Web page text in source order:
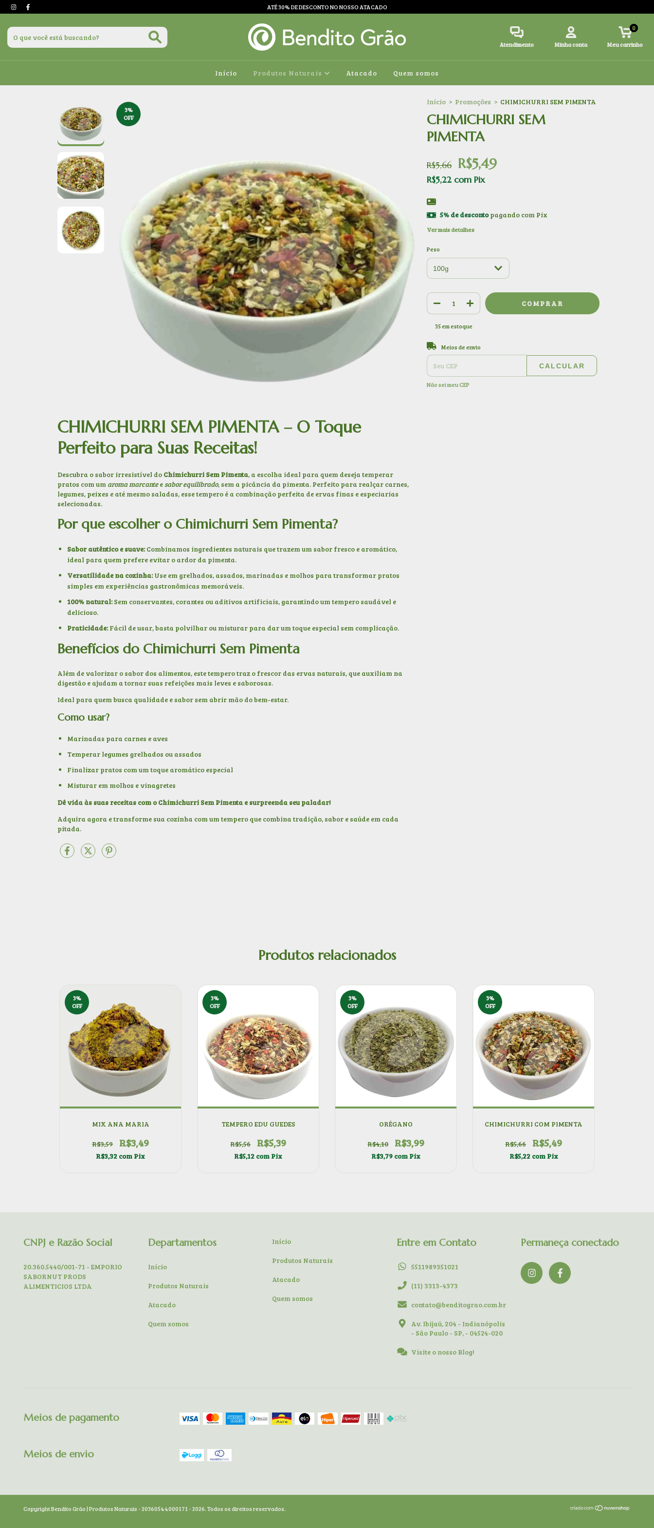
ATÉ 30% DE DESCONTO NO NOSSO ATACADO
Atendimento Minha conta Meu carrinho
0
Início Produtos Naturais Atacado Quem somos
3%
OFF
CHIMICHURRI SEM PIMENTA – O Toque
Perfeito para Suas Receitas!
Descubra o sabor irresistível do Chimichurri Sem Pimenta, a escolha ideal para quem deseja temperar
pratos com um aroma marcanteesabor equilibrado, sem a picância da pimenta. Perfeito para realçar carnes,
legumes, peixes e até mesmo saladas, esse tempero é a combinação perfeita de ervas finas e especiarias
selecionadas.
Por que escolher o Chimichurri Sem Pimenta?
Sabor autêntico e suave:Combinamos ingredientes naturais que trazem um sabor fresco e aromático,
ideal para quem prefere evitar o ardor da pimenta.
Versatilidade na cozinha:Use em grelhados, assados, marinadas e molhos para transformar pratos
simples em experiências gastronômicas memoráveis.
100% natural:Sem conservantes, corantes ou aditivos artificiais, garantindo um tempero saudável e
delicioso.
Praticidade:Fácil de usar, basta polvilhar ou misturar para dar um toque especial sem complicação.
Benefícios do Chimichurri Sem Pimenta
Além de valorizar o sabor dos alimentos, este tempero traz o frescor das ervas naturais, que auxiliam na
digestão e ajudam a tornar suas refeições mais leves e saborosas.
Ideal para quem busca qualidade e sabor sem abrir mão do bem-estar.
Como usar?
Marinadas para carnes e aves
Temperar legumes grelhados ou assados
Finalizar pratos com um toque aromático especial
Misturar em molhos e vinagretes
Dê vida às suas receitas com o Chimichurri Sem Pimenta e surpreenda seu paladar!
Adquira agora e transforme sua cozinha com um tempero que combina tradição, sabor e saúde em cada
pitada.
Início > Promoções > CHIMICHURRI SEM PIMENTA
CHIMICHURRI SEM
PIMENTA
R$5,66 R$5,49
R$5,22 com Pix
5% de descontopagando com Pix
Ver mais detalhes
Peso
35em estoque
Entregas para o CEP:
Meios de envio
CALCULAR
Não sei meu CEP
Produtos relacionados
3%
OFF
MIX ANA MARIA
R$3,59 R$3,49
R$3,32 com Pix
3%
OFF
TEMPERO EDU GUEDES
R$5,56 R$5,39
R$5,12 com Pix
3%
OFF
ORÉGANO
R$4,10 R$3,99
R$3,79 com Pix
3%
OFF
CHIMICHURRI COM PIMENTA
R$5,66 R$5,49
R$5,22 com Pix
CNPJ e Razão Social
20.360.5440/001-71 - EMPORIO
SABORNUT PRODS
ALIMENTICIOS LTDA
Departamentos
Início
Produtos Naturais
Atacado
Quem somos
Início
Produtos Naturais
Atacado
Quem somos
Entre em Contato
5511989351021
(11) 3313-4373
contato@benditograo.com.br
Av. Ibijaú, 204 - Indianópolis
- São Paulo - SP, - 04524-020
Visite o nosso Blog!
Permaneça conectado
Meios de pagamento
Meios de envio
Copyright Bendito Grão | Produtos Naturais - 20360544000171 - 2026. Todos os direitos reservados.